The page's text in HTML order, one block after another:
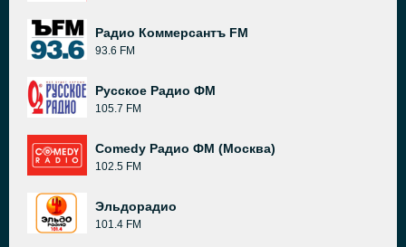
Радио Коммерсантъ FM
93.6 FM
Русское Радио ФМ
105.7 FM
Comedy Радио ФМ (Москва)
102.5 FM
Эльдорадио
101.4 FM